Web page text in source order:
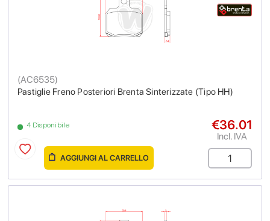
Pastiglie Freno Posteriori Brenta Sinterizzate (Tipo HH)
(AC6535)
4 Disponibile €36.01
Incl. IVA
AGGIUNGI AL CARRELLO